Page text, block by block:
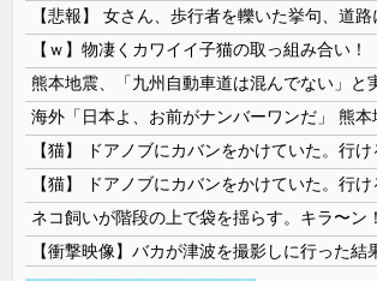
【ｗ】物凄くカワイイ子猫の取っ組み合い！
【衝撃映像】バカが津波を撮影しに行った結